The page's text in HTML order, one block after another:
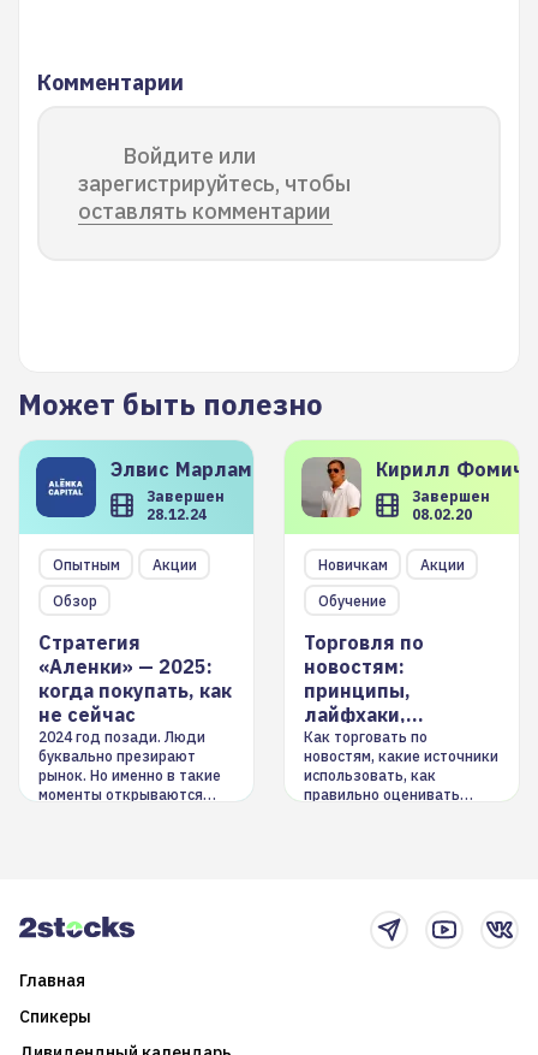
Комментарии
Войдите или
зарегистрируйтесь, чтобы
оставлять комментарии
Может быть полезно
Элвис Марламов
Завершен
28.12.24
Опытным
Акции
Обзор
Стратегия
«Аленки» — 2025:
когда покупать, как
не сейчас
2024 год позади. Люди
буквально презирают
рынок. Но именно в такие
моменты открываются
Кирилл
Завершен
08.02.20
Новичкам
Акции
Обучение
Торговля по
новостям:
принципы,
лайфхаки,
инструменты
Как торговать по
новостям, какие источники
использовать, как
правильно оценивать
Главная
Спикеры